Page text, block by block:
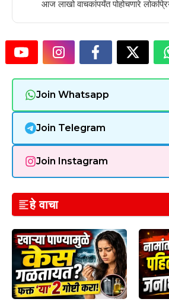
आज लाखो वाचकांपर्यंत पोहोचणारे
Join Whatsapp
Join Telegram
Join Instagram
हे वाचा